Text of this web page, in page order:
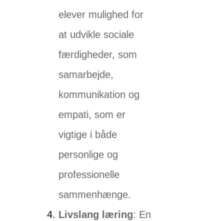
elever mulighed for
at udvikle sociale
færdigheder, som
samarbejde,
kommunikation og
empati, som er
vigtige i både
personlige og
professionelle
sammenhænge.
Livslang læring: En